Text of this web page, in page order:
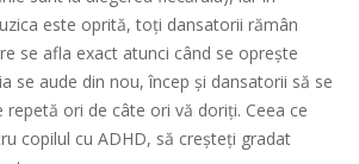
este oprită, toţi dansatorii rămân
se afla exact atunci când se opreşte
se aude din nou, încep şi dansatorii să se
repetă ori de câte ori vă doriți. Ceea ce
copilul cu ADHD, să creșteți gradat